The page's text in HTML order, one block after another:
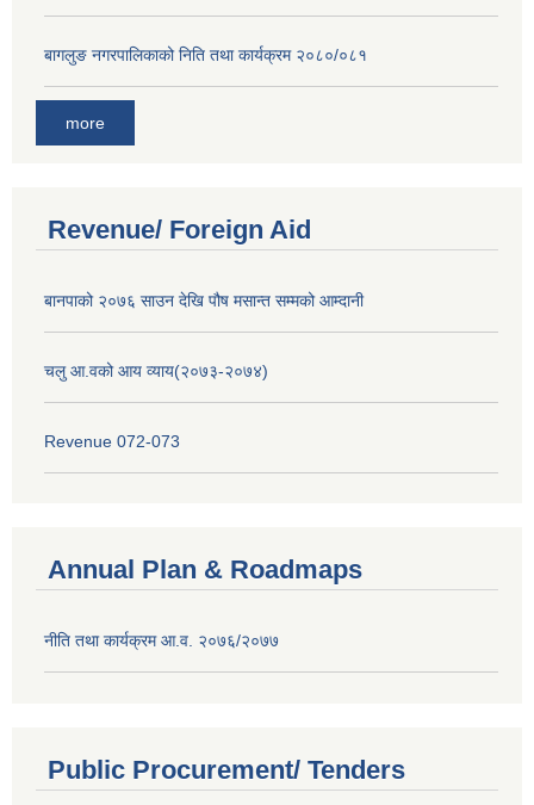
बागलुङ नगरपालिकाको निति तथा कार्यक्रम २०८०/०८१
more
Revenue/ Foreign Aid
बानपाको २०७६ साउन देखि पौष मसान्त सम्मको आम्दानी
चलु आ.वको आय व्याय(२०७३-२०७४)
Revenue 072-073
Annual Plan & Roadmaps
नीति तथा कार्यक्रम आ.व. २०७६/२०७७
Public Procurement/ Tenders